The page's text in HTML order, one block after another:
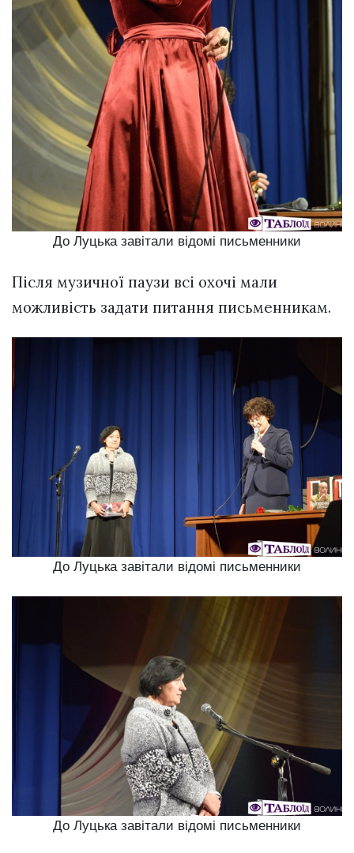
До Луцька завітали відомі письменники
Після музичної паузи всі охочі мали
можливість задати питання письменникам.
До Луцька завітали відомі письменники
До Луцька завітали відомі письменники